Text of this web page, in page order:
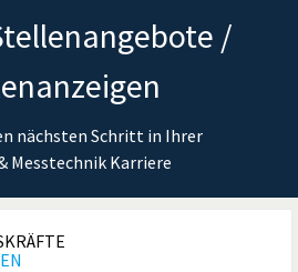
/
nächsten Schritt in Ihrer
Messtechnik Karriere